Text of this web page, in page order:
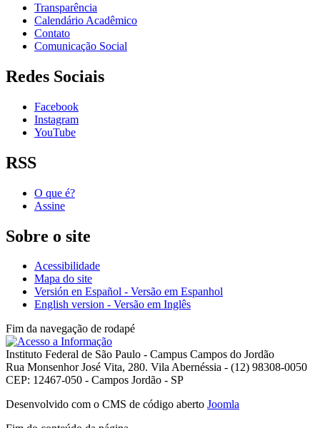
Transparência
Calendário Acadêmico
Contato
Comunicação Social
Redes Sociais
Facebook
Instagram
YouTube
RSS
O que é?
Assine
Sobre o site
Acessibilidade
Mapa do site
Versión en Español - Versão em Espanhol
English version - Versão em Inglês
Fim da navegação de rodapé
Instituto Federal de São Paulo - Campus Campos do Jordão
Rua Monsenhor José Vita, 280. Vila Abernéssia - (12) 98308-0050
CEP: 12467-050 - Campos Jordão - SP
Desenvolvido com o CMS de código aberto Joomla